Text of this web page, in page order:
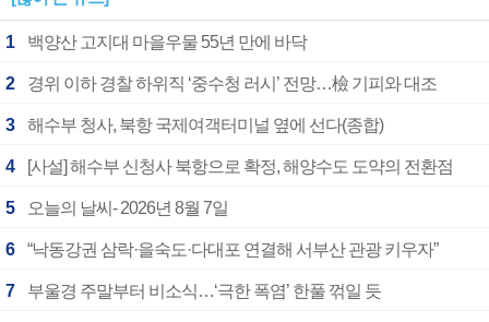
1 백양산 고지대 마을우물 55년 만에 바닥
2 경위 이하 경찰 하위직 ‘중수청 러시’ 전망…檢 기피와 대조
3 해수부 청사, 북항 국제여객터미널 옆에 선다(종합)
4 [사설] 해수부 신청사 북항으로 확정, 해양수도 도약의 전환점
5 오늘의 날씨- 2026년 8월 7일
6 “낙동강권 삼락·을숙도·다대포 연결해 서부산 관광 키우자”
7 부울경 주말부터 비소식…‘극한 폭염’ 한풀 꺾일 듯